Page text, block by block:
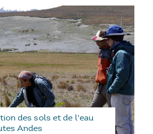
des sols et de l'eau
Andes